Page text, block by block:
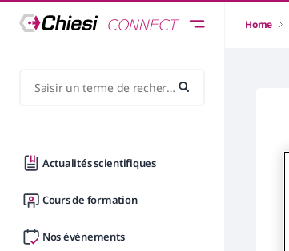
Actualités scientifiques
Cours de formation
Nos événements
Home